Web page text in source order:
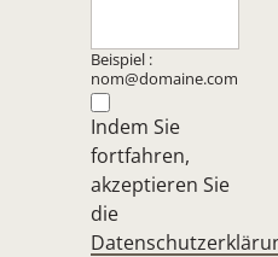
Beispiel :
nom@domaine.com
Indem Sie
fortfahren,
akzeptieren Sie
die